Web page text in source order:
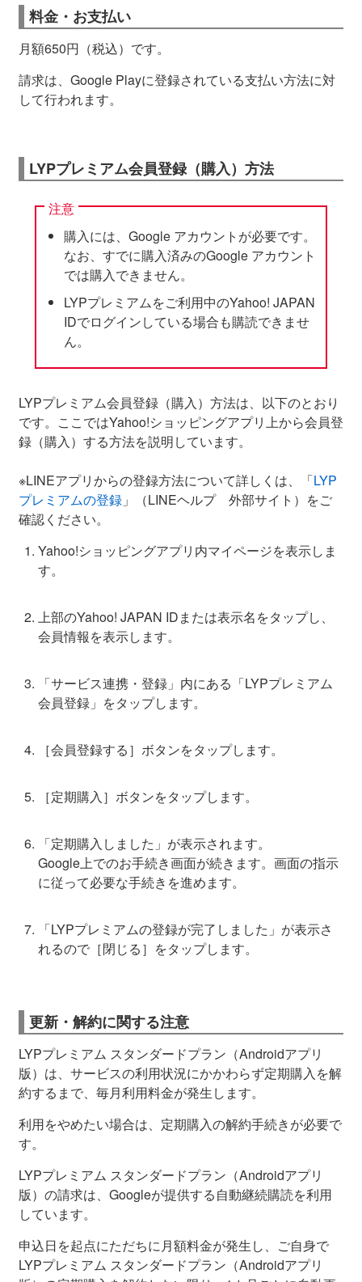
料金・お支払い
月額650円（税込）です。
請求は、Google Playに登録されている支払い方法に対
して行われます。
LYPプレミアム会員登録（購入）方法
注意
購入には、Google アカウントが必要です。
なお、すでに購入済みのGoogle アカウント
では購入できません。
LYPプレミアムをご利用中のYahoo! JAPAN
IDでログインしている場合も購読できませ
ん。
LYPプレミアム会員登録（購入）方法は、以下のとおり
です。ここではYahoo!ショッピングアプリ上から会員登
録（購入）する方法を説明しています。
※LINEアプリからの登録方法について詳しくは、「LYP
プレミアムの登録 」（LINEヘルプ 外部サイト）をご
確認ください。
Yahoo!ショッピングアプリ内マイページを表示しま
す。
上部のYahoo! JAPAN IDまたは表示名をタップし、
会員情報を表示します。
「サービス連携・登録」内にある「LYPプレミアム
会員登録」をタップします。
［会員登録する］ボタンをタップします。
［定期購入］ボタンをタップします。
「定期購入しました」が表示されます。
Google上でのお手続き画面が続きます。画面の指示
に従って必要な手続きを進めます。
「LYPプレミアムの登録が完了しました」が表示さ
れるので［閉じる］をタップします。
更新・解約に関する注意
LYPプレミアム スタンダードプラン（Androidアプリ
版）は、サービスの利用状況にかかわらず定期購入を解
約するまで、毎月利用料金が発生します。
利用をやめたい場合は、定期購入の解約手続きが必要で
す。
LYPプレミアム スタンダードプラン（Androidアプリ
版）の請求は、Googleが提供する自動継続購読を利用
しています。
申込日を起点にただちに月額料金が発生し、ご自身で
LYPプレミアム スタンダードプラン（Androidアプリ